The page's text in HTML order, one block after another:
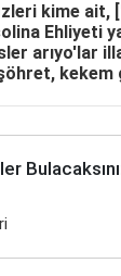
kime ait,
Ehliyeti
arıyo'lar
kekem